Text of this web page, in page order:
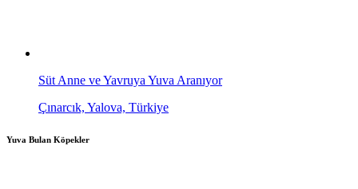
Süt Anne ve Yavruya Yuva Aranıyor
Çınarcık, Yalova, Türkiye
Yuva Bulan Köpekler